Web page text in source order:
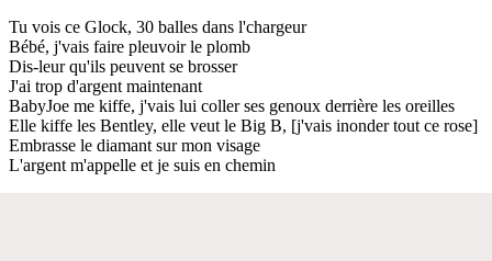
Tu vois ce Glock, 30 balles dans l'chargeur
Bébé, j'vais faire pleuvoir le plomb
Dis-leur qu'ils peuvent se brosser
J'ai trop d'argent maintenant
BabyJoe me kiffe, j'vais lui coller ses genoux derrière les oreilles
Elle kiffe les Bentley, elle veut le Big B, [j'vais inonder tout ce rose]
Embrasse le diamant sur mon visage
L'argent m'appelle et je suis en chemin